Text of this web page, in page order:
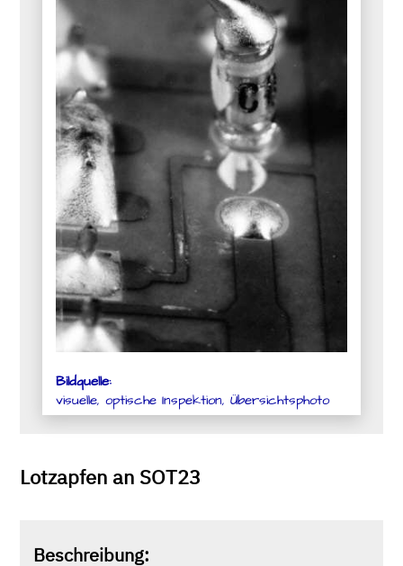
Bildquelle:
visuelle, optische Inspektion, Übersichtsphoto
Lotzapfen an SOT23
Beschreibung: